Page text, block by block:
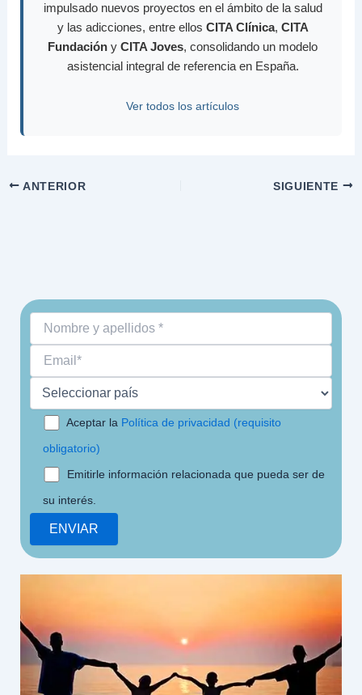
impulsado nuevos proyectos en el ámbito de la salud
y las adicciones, entre ellos CITA Clínica, CITA
Fundación y CITA Joves, consolidando un modelo
asistencial integral de referencia en España.
Ver todos los artículos
ANTERIOR SIGUIENTE
Aceptar la Política de privacidad (requisito
obligatorio)
Emitirle información relacionada que pueda ser de
su interés.